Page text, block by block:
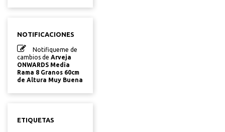
NOTIFICACIONES
Notifiqueme de
cambios de Arveja
ONWARDS Media
Rama 8 Granos 60cm
de Altura Muy Buena
ETIQUETAS